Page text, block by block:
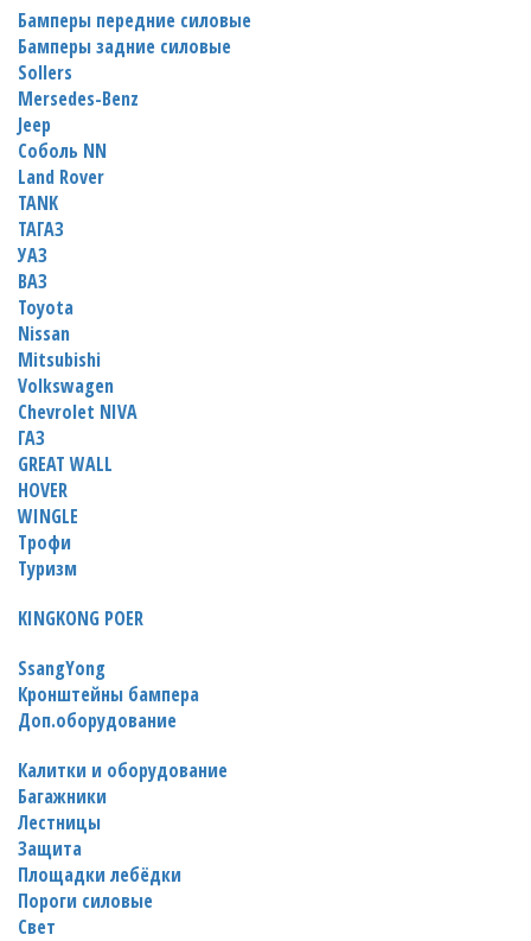
Бамперы передние силовые
Бамперы задние силовые
Sollers
Mersedes-Benz
Jeep
Соболь NN
Land Rover
TANK
ТАГАЗ
УАЗ
ВАЗ
Toyota
Nissan
Mitsubishi
Volkswagen
Chevrolet NIVA
ГАЗ
GREAT WALL
HOVER
WINGLE
Трофи
Туризм
KINGKONG POER
SsangYong
Кронштейны бампера
Доп.оборудование
Калитки и оборудование
Багажники
Лестницы
Защита
Площадки лебёдки
Пороги силовые
Свет